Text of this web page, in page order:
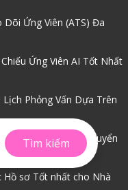
Tìm kiếm
Ứng Viên (ATS) Đa
Ứng Viên AI Tốt Nhất
Phỏng Vấn Dựa Trên
AI Tốt Nhất Cho Tuyển
Hồ sơ Tốt nhất cho Nhà